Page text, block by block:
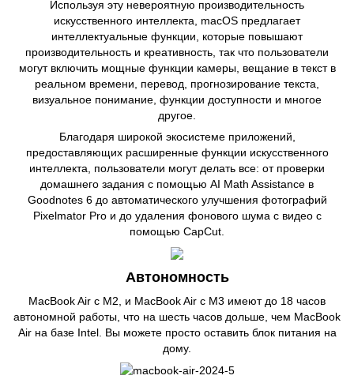
Используя эту невероятную производительность
искусственного интеллекта, macOS предлагает
интеллектуальные функции, которые повышают
производительность и креативность, так что пользователи
могут включить мощные функции камеры, вещание в текст в
реальном времени, перевод, прогнозирование текста,
визуальное понимание, функции доступности и многое
другое.
Благодаря широкой экосистеме приложений,
предоставляющих расширенные функции искусственного
интеллекта, пользователи могут делать все: от проверки
домашнего задания с помощью AI Math Assistance в
Goodnotes 6 до автоматического улучшения фотографий
Pixelmator Pro и до удаления фонового шума с видео с
помощью CapCut.
Автономность
MacBook Air с M2, и MacBook Air с M3 имеют до 18 часов
автономной работы, что на шесть часов дольше, чем MacBook
Air на базе Intel. Вы можете просто оставить блок питания на
дому.